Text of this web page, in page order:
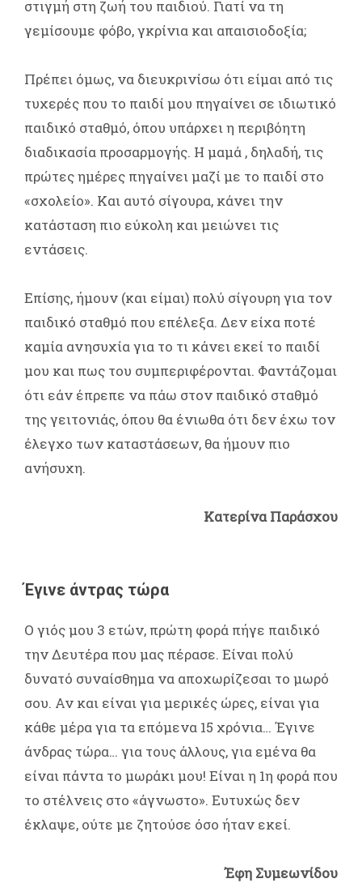
στιγμή στη ζωή του παιδιού. Γιατί να τη
γεμίσουμε φόβο, γκρίνια και απαισιοδοξία;
Πρέπει όμως, να διευκρινίσω ότι είμαι από τις
τυχερές που το παιδί μου πηγαίνει σε ιδιωτικό
παιδικό σταθμό, όπου υπάρχει η περιβόητη
διαδικασία προσαρμογής. Η μαμά , δηλαδή, τις
πρώτες ημέρες πηγαίνει μαζί με το παιδί στο
«σχολείο». Και αυτό σίγουρα, κάνει την
κατάσταση πιο εύκολη και μειώνει τις
εντάσεις.
Επίσης, ήμουν (και είμαι) πολύ σίγουρη για τον
παιδικό σταθμό που επέλεξα. Δεν είχα ποτέ
καμία ανησυχία για το τι κάνει εκεί το παιδί
μου και πως του συμπεριφέρονται. Φαντάζομαι
ότι εάν έπρεπε να πάω στον παιδικό σταθμό
της γειτονιάς, όπου θα ένιωθα ότι δεν έχω τον
έλεγχο των καταστάσεων, θα ήμουν πιο
ανήσυχη.
Κατερίνα Παράσχου
Έγινε άντρας τώρα
Ο γιός μου 3 ετών, πρώτη φορά πήγε παιδικό
την Δευτέρα που μας πέρασε. Είναι πολύ
δυνατό συναίσθημα να αποχωρίζεσαι το μωρό
σου. Αν και είναι για μερικές ώρες, είναι για
κάθε μέρα για τα επόμενα 15 χρόνια… Έγινε
άνδρας τώρα… για τους άλλους, για εμένα θα
είναι πάντα το μωράκι μου! Είναι η 1η φορά που
το στέλνεις στο «άγνωστο». Ευτυχώς δεν
έκλαψε, ούτε με ζητούσε όσο ήταν εκεί.
Έφη Συμεωνίδου